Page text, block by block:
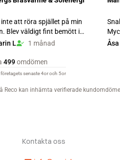
Kontakta oss